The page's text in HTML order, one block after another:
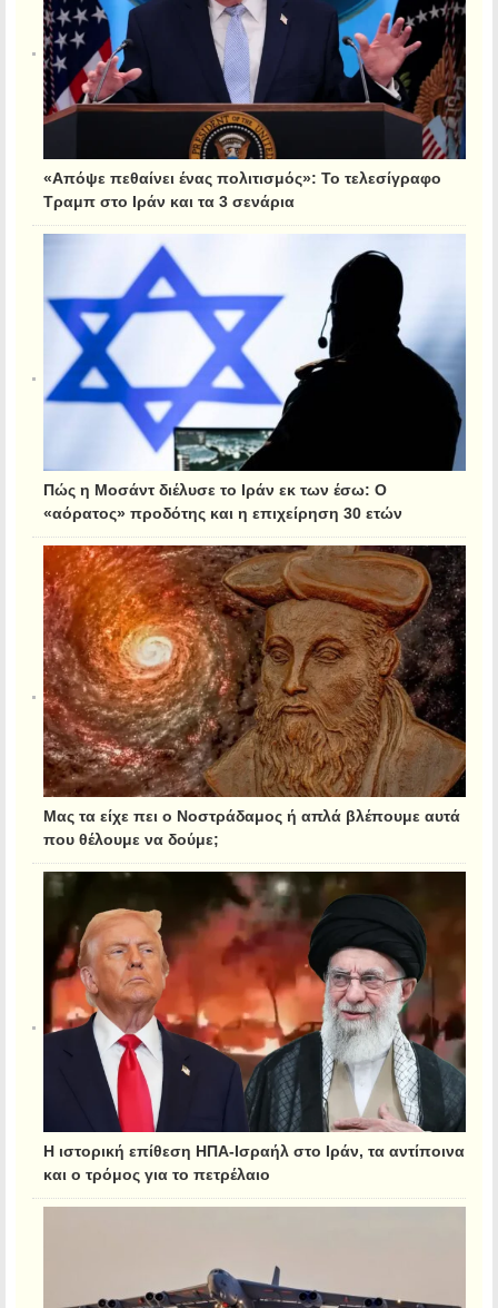
«Απόψε πεθαίνει ένας πολιτισμός»: Το τελεσίγραφο
Τραμπ στο Ιράν και τα 3 σενάρια
Πώς η Μοσάντ διέλυσε το Ιράν εκ των έσω: Ο
«αόρατος» προδότης και η επιχείρηση 30 ετών
Μας τα είχε πει ο Νοστράδαμος ή απλά βλέπουμε αυτά
που θέλουμε να δούμε;
Η ιστορική επίθεση ΗΠΑ-Ισραήλ στο Ιράν, τα αντίποινα
και ο τρόμος για το πετρέλαιο